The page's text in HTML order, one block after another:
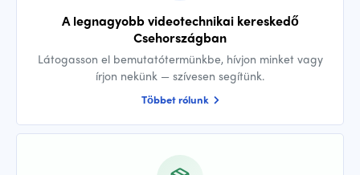
A legnagyobb videotechnikai kereskedő
Csehországban
Látogasson el bemutatótermünkbe, hívjon minket vagy
írjon nekünk — szívesen segítünk.
Többet rólunk